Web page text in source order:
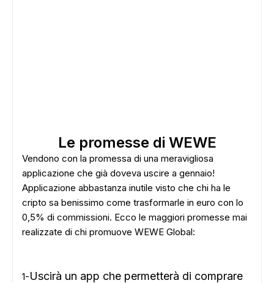
Le promesse di WEWE
Vendono con la promessa di una meravigliosa
applicazione che già doveva uscire a gennaio!
Applicazione abbastanza inutile visto che chi ha le
cripto sa benissimo come trasformarle in euro con lo
0,5% di commissioni. Ecco le maggiori promesse mai
realizzate di chi promuove WEWE Global:
1-Uscirà un app che permetterà di comprare